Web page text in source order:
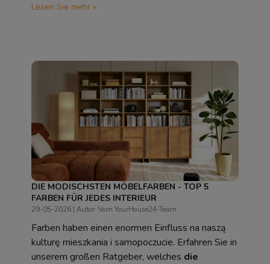
kaufen kann, welches Material am längsten hält
Lesen Sie mehr »
DIE MODISCHSTEN MÖBELFARBEN - TOP 5
FARBEN FÜR JEDES INTERIEUR
29-05-2026 | Autor: Vom YourHouse24-Team
Farben haben einen enormen Einfluss na naszą
kulturę mieszkania i samopoczucie. Erfahren Sie in
unserem großen Ratgeber, welches die